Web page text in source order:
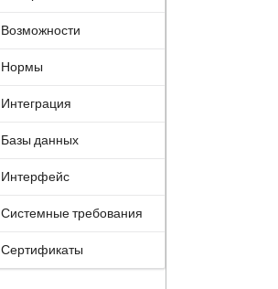
Возможности
Нормы
Интеграция
Базы данных
Интерфейс
Системные требования
Сертификаты